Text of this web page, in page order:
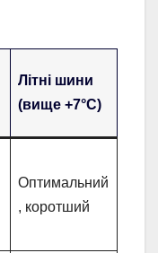
Літні шини
(вище +7°C)
Оптимальний
, коротший